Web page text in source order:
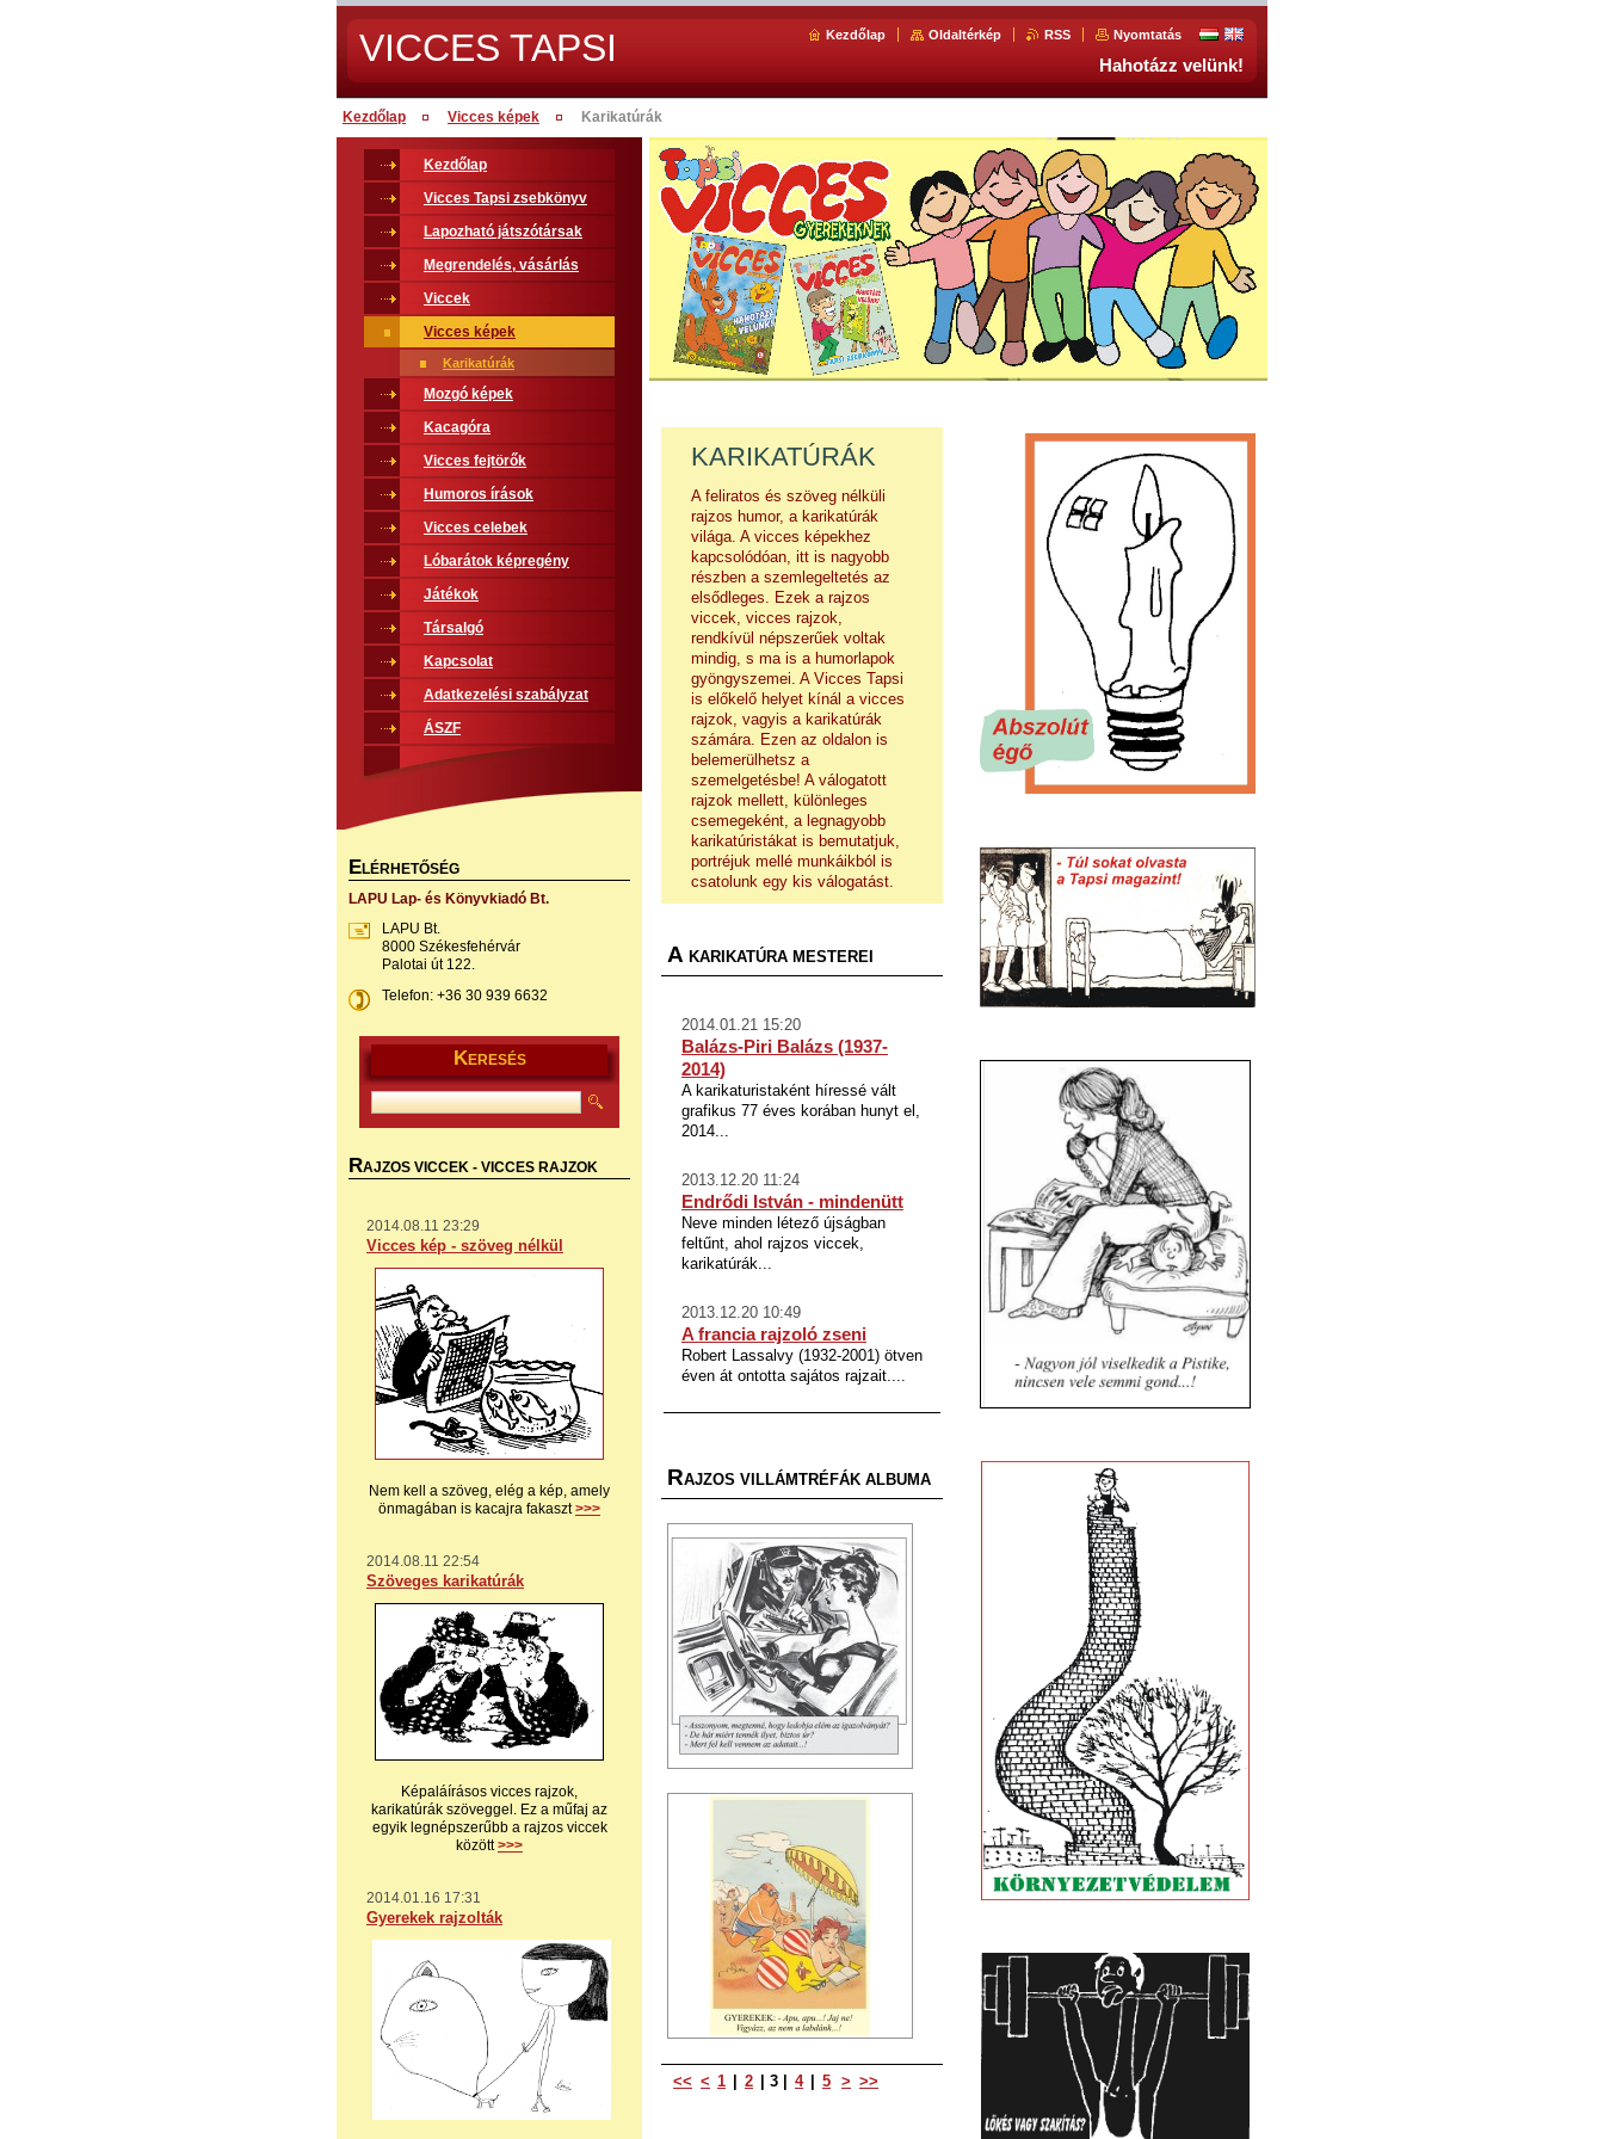
VICCES TAPSI Kezdőlap Oldaltérkép RSS Nyomtatás
Hahotázz velünk!
Kezdőlap Vicces képek Karikatúrák
KARIKATÚRÁK
A feliratos és szöveg nélküli
rajzos humor, a karikatúrák
világa. A vicces képekhez
kapcsolódóan, itt is nagyobb
részben a szemlegeltetés az
elsődleges. Ezek a rajzos
viccek, vicces rajzok,
rendkívül népszerűek voltak
mindig, s ma is a humorlapok
gyöngyszemei. A Vicces Tapsi
is előkelő helyet kínál a vicces
rajzok, vagyis a karikatúrák
számára. Ezen az oldalon is
belemerülhetsz a
szemelgetésbe! A válogatott
rajzok mellett, különleges
csemegeként, a legnagyobb
karikatúristákat is bemutatjuk,
portréjuk mellé munkáikból is
csatolunk egy kis válogatást.
A KARIKATÚRA MESTEREI
2014.01.21 15:20
Balázs-Piri Balázs (1937-
2014)
A karikaturistaként híressé vált
grafikus 77 éves korában hunyt el,
2014...
2013.12.20 11:24
Endrődi István - mindenütt
Neve minden létező újságban
feltűnt, ahol rajzos viccek,
karikatúrák...
2013.12.20 10:49
A francia rajzoló zseni
Robert Lassalvy (1932-2001) ötven
éven át ontotta sajátos rajzait....
RAJZOS VILLÁMTRÉFÁK ALBUMA
<< < 1 2 3 4 5 > >>
Kezdőlap
Vicces Tapsi zsebkönyv
Lapozható játszótársak
Megrendelés, vásárlás
Viccek
Vicces képek
Karikatúrák
Mozgó képek
Kacagóra
Vicces fejtörők
Humoros írások
Vicces celebek
Lóbarátok képregény
Játékok
Társalgó
Kapcsolat
Adatkezelési szabályzat
ÁSZF
ELÉRHETŐSÉG
LAPU Lap- és Könyvkiadó Bt.
LAPU Bt.
8000 Székesfehérvár
Palotai út 122.
Telefon: +36 30 939 6632
KERESÉS
RAJZOS VICCEK - VICCES RAJZOK
2014.08.11 23:29
Vicces kép - szöveg nélkül
Nem kell a szöveg, elég a kép, amely
önmagában is kacajra fakaszt>>>
2014.08.11 22:54
Szöveges karikatúrák
Képaláírásos vicces rajzok,
karikatúrák szöveggel. Ez a műfaj az
egyik legnépszerűbb a rajzos viccek
között>>>
2014.01.16 17:31
Gyerekek rajzolták